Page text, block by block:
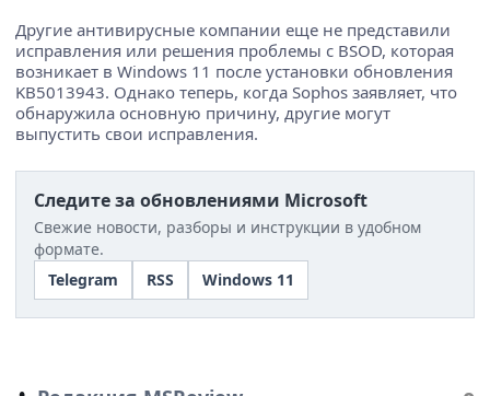
Другие антивирусные компании еще не представили
исправления или решения проблемы с BSOD, которая
возникает в Windows 11 после установки обновления
KB5013943. Однако теперь, когда Sophos заявляет, что
обнаружила основную причину, другие могут
выпустить свои исправления.
Следите за обновлениями Microsoft
Свежие новости, разборы и инструкции в удобном
формате.
Telegram
RSS Windows 11